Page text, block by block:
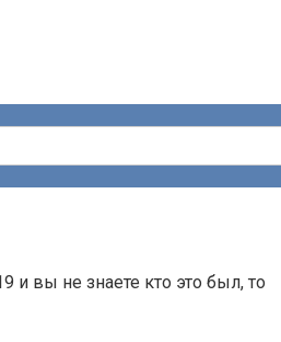
и вы не знаете кто это был, то